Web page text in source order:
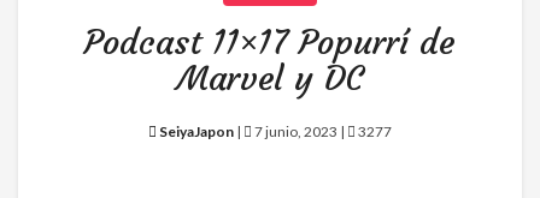
Podcast 11×17 Popurrí de
Marvel y DC
SeiyaJapon | 7 junio, 2023 | 3277